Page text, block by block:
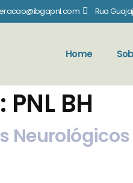
Rua
Home
PNL BH